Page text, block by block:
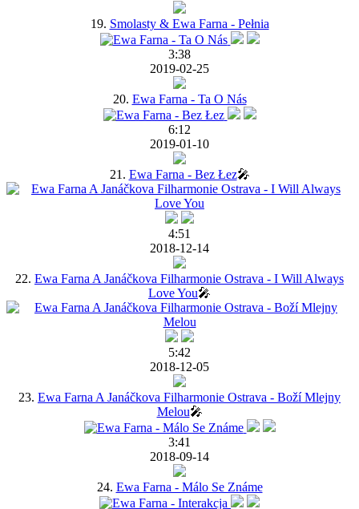
19. Smolasty & Ewa Farna - Pełnia
3:38
2019-02-25
20. Ewa Farna - Ta O Nás
6:12
2019-01-10
21. Ewa Farna - Bez Łez🎤
4:51
2018-12-14
22. Ewa Farna A Janáčkova Filharmonie Ostrava - I Will Always
Love You🎤
5:42
2018-12-05
23. Ewa Farna A Janáčkova Filharmonie Ostrava - Boží Mlejny
Melou🎤
3:41
2018-09-14
24. Ewa Farna - Málo Se Známe